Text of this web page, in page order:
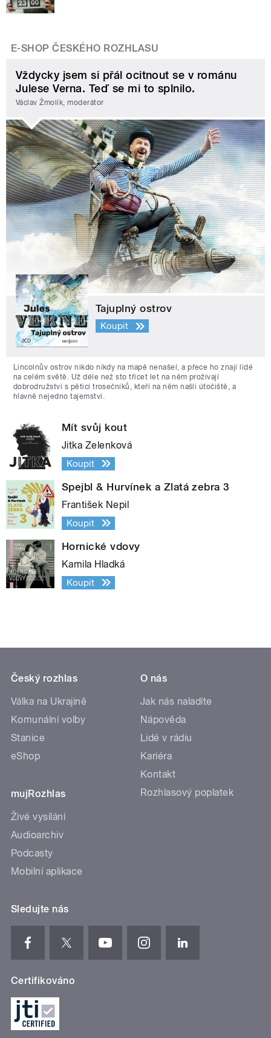
E-SHOP ČESKÉHO ROZHLASU
Vždycky jsem si přál ocitnout se v románu
Julese Verna. Teď se mi to splnilo.
Václav Žmolík, moderátor
Tajuplný ostrov
Koupit
Lincolnův ostrov nikdo nikdy na mapě nenašel, a přece ho znají lidé
na celém světě. Už déle než sto třicet let na něm prožívají
dobrodružství s pěticí trosečníků, kteří na něm našli útočiště, a
hlavně nejedno tajemství.
Mít svůj kout
Jitka Zelenková
Koupit
Spejbl & Hurvínek a Zlatá zebra 3
František Nepil
Koupit
Hornické vdovy
Kamila Hladká
Koupit
Český rozhlas
Válka na Ukrajině
Komunální volby
Stanice
eShop
mujRozhlas
Živé vysílání
Audioarchiv
Podcasty
Mobilní aplikace
O nás
Jak nás naladíte
Nápověda
Lidé v rádiu
Kariéra
Kontakt
Rozhlasový poplatek
Sledujte nás
Certifikováno